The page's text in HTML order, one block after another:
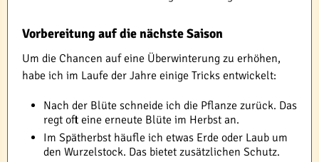
Vorbereitung auf die nächste Saison
Um die Chancen auf eine Überwinterung zu erhöhen,
habe ich im Laufe der Jahre einige Tricks entwickelt:
Nach der Blüte schneide ich die Pflanze zurück. Das
regt oft eine erneute Blüte im Herbst an.
Im Spätherbst häufle ich etwas Erde oder Laub um
den Wurzelstock. Das bietet zusätzlichen Schutz.